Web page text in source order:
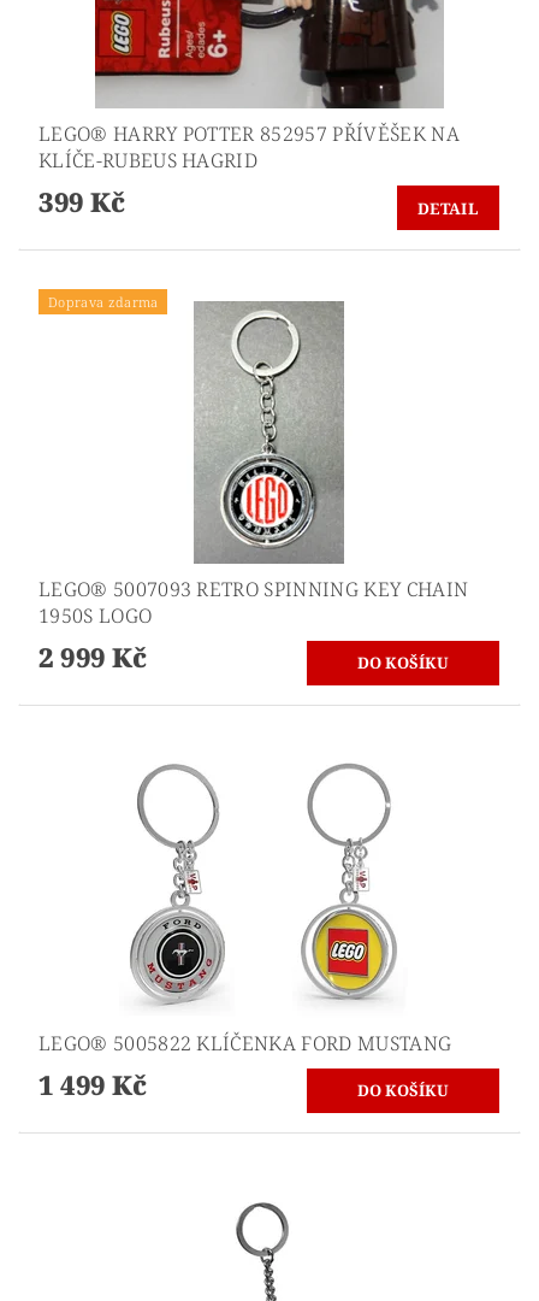
LEGO® HARRY POTTER 852957 PŘÍVĚŠEK NA
KLÍČE-RUBEUS HAGRID
399 Kč DETAIL
Doprava zdarma
LEGO® 5007093 RETRO SPINNING KEY CHAIN
1950S LOGO
2 999 Kč
LEGO® 5005822 KLÍČENKA FORD MUSTANG
1 499 Kč